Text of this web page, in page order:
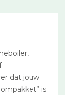
dat jouw
is